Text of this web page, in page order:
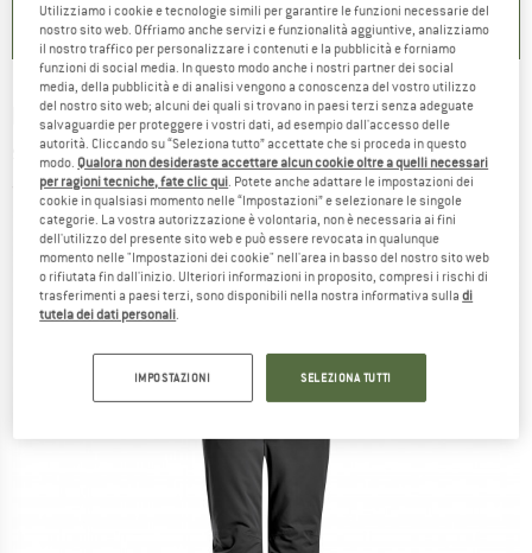
MAIER SPORTS -Kid's Maxi Reg - Pantaloni da
sci
(0)
Utilizziamo i cookie e tecnologie simili per garantire le funzioni necessarie del
nostro sito web. Offriamo anche servizi e funzionalità aggiuntive, analizziamo
il nostro traffico per personalizzare i contenuti e la pubblicità e forniamo
funzioni di social media. In questo modo anche i nostri partner dei social
media, della pubblicità e di analisi vengono a conoscenza del vostro utilizzo
del nostro sito web; alcuni dei quali si trovano in paesi terzi senza adeguate
salvaguardie per proteggere i vostri dati, ad esempio dall'accesso delle
autorità. Cliccando su “Seleziona tutto” accettate che si proceda in questo
modo. Qualora non desideraste accettare alcun cookie oltre a quelli necessari
per ragioni tecniche, fate clic qui. Potete anche adattare le impostazioni dei
cookie in qualsiasi momento nelle “Impostazioni” e selezionare le singole
categorie. La vostra autorizzazione è volontaria, non è necessaria ai fini
dell'utilizzo del presente sito web e può essere revocata in qualunque
momento nelle "Impostazioni dei cookie" nell'area in basso del nostro sito web
o rifiutata fin dall'inizio. Ulteriori informazioni in proposito, compresi i rischi di
trasferimenti a paesi terzi, sono disponibili nella nostra informativa sulladi
tutela dei dati personali.
IMPOSTAZIONI SELEZIONA TUTTI